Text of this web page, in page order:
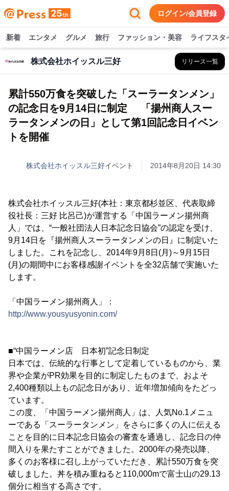
ログイン/会員登録
新着 エンタメ グルメ 旅行 ファッション・美容 ライフスタ
株式会社ホイッスル三好 リリース一覧
累計550万食を突破した「スーラータンメン」
の記念日を9月14日に制定 「揚州商人スー
ラータンメンの日」として第1回記念日イベン
トを開催
株式会社ホイッスル三好イベント 2014年8月20日 14:30
株式会社ホイッスル三好(本社：東京都杉並区、代表取締
役社長：三好 比呂己)が運営する「中国ラーメン揚州商
人」では、“一般社団法人日本記念日協会”の認定を受け、
9月14日を『揚州商人スーラータンメンの日』に制定いた
しました。これを記念し、2014年9月8日(月)～9月15日
(月)の期間中にお客様感謝イベントを全32店舗で実施いた
します。
「中国ラーメン揚州商人」：
http://www.yousyusyonin.com/
■“中国ラーメン店 日本初”記念日制定
日本では、伝統的な行事として定着しているものから、業
界や企業がPR効果を目的に制定したものまで、およそ
2,400種類以上もの記念日があり、近年増加傾向をたどっ
ています。
この度、「中国ラーメン揚州商人」は、人気No.1メニュ
ーである「スーラータンメン」をさらに多くの人に伝える
ことを目的に日本記念日協会の審査を通過し、記念日の仲
間入りを果たすことができました。2000年の発売以降、
多くのお客様に召し上がっていただき、累計550万食を突
破しました。丼を積み重ねると110,000mで富士山の29.13
個分に相当する高さです。